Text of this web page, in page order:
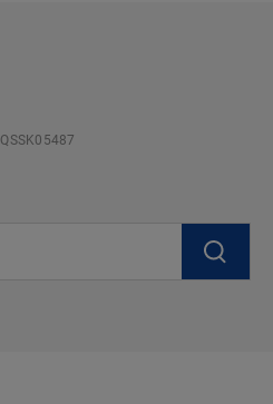
QSSK05487